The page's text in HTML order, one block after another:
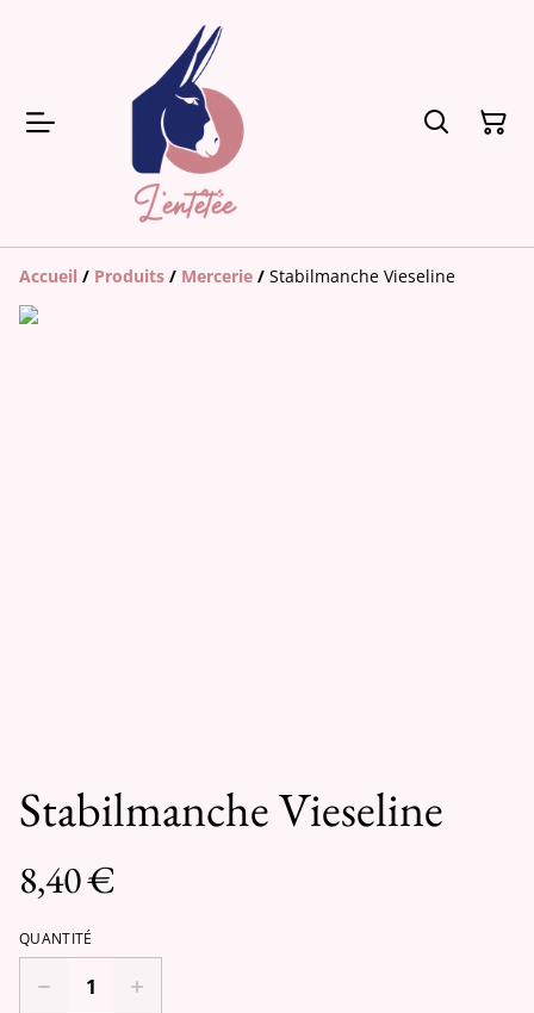
Accueil / Produits / Mercerie / Stabilmanche Vieseline
Stabilmanche Vieseline
8,40 €
QUANTITÉ